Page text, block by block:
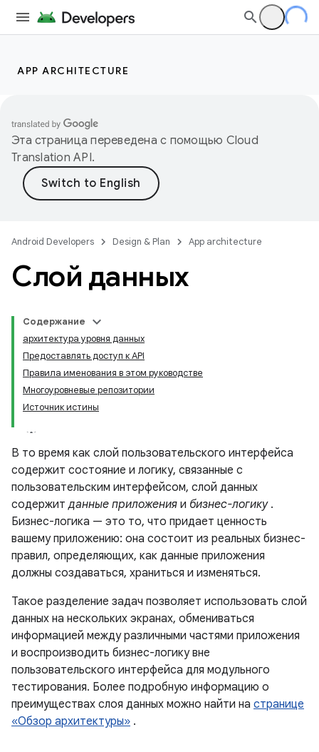
APP ARCHITECTURE
Эта страница переведена с помощью Cloud
Translation API.
Android Developers Design & Plan App architecture
Слой данных
Содержание
архитектура уровня данных
Предоставлять доступ к API
Правила именования в этом руководстве
Многоуровневые репозитории
Источник истины
В то время как слой пользовательского интерфейса
содержит состояние и логику, связанные с
пользовательским интерфейсом, слой данных
содержитданные приложения и бизнес-логику.
Бизнес-логика — это то, что придает ценность
вашему приложению: она состоит из реальных бизнес-
правил, определяющих, как данные приложения
должны создаваться, храниться и изменяться.
Такое разделение задач позволяет использовать слой
данных на нескольких экранах, обмениваться
информацией между различными частями приложения
и воспроизводить бизнес-логику вне
пользовательского интерфейса для модульного
тестирования. Более подробную информацию о
преимуществах слоя данных можно найти на странице
«Обзор архитектуры» .